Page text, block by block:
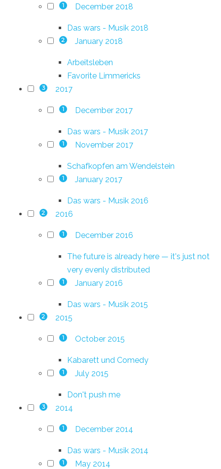
1 December 2018
Das wars - Musik 2018
2 January 2018
Arbeitsleben
Favorite Limmericks
3 2017
1 December 2017
Das wars - Musik 2017
1 November 2017
Schafkopfen am Wendelstein
1 January 2017
Das wars - Musik 2016
2 2016
1 December 2016
The future is already here — it's just not
very evenly distributed
1 January 2016
Das wars - Musik 2015
2 2015
1 October 2015
Kabarett und Comedy
1 July 2015
Don't push me
3 2014
1 December 2014
Das wars - Musik 2014
1 May 2014